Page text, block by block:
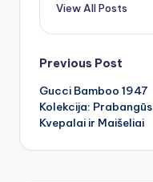
View All Posts
Post
navigation
Previous Post
Gucci Bamboo 1947
Kolekcija: Prabangūs
Kvepalai ir Maišeliai